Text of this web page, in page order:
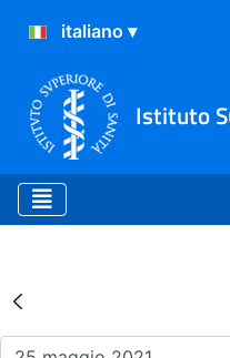
Istituto
Risultati